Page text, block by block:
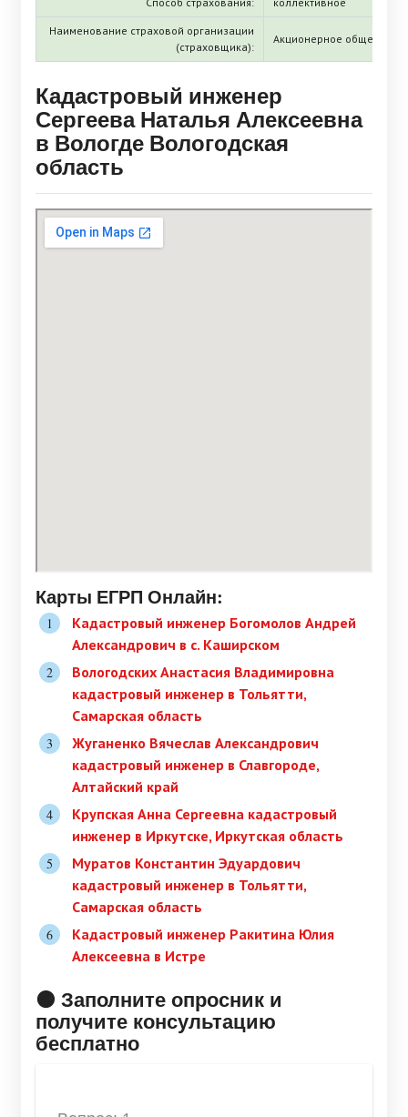
Наименование страховой организации
(страховщика):
Акционерное общество
Кадастровый инженер
Сергеева Наталья Алексеевна
в Вологде Вологодская
область
Карты ЕГРП Онлайн:
Кадастровый инженер Богомолов Андрей
Александрович в c. Каширском
Вологодских Анастасия Владимировна
кадастровый инженер в Тольятти,
Самарская область
Жуганенко Вячеслав Александрович
кадастровый инженер в Славгороде,
Алтайский край
Крупская Анна Сергеевна кадастровый
инженер в Иркутске, Иркутская область
Муратов Константин Эдуардович
кадастровый инженер в Тольятти,
Самарская область
Кадастровый инженер Ракитина Юлия
Алексеевна в Истре
🟠 Заполните опросник и
получите консультацию
бесплатно